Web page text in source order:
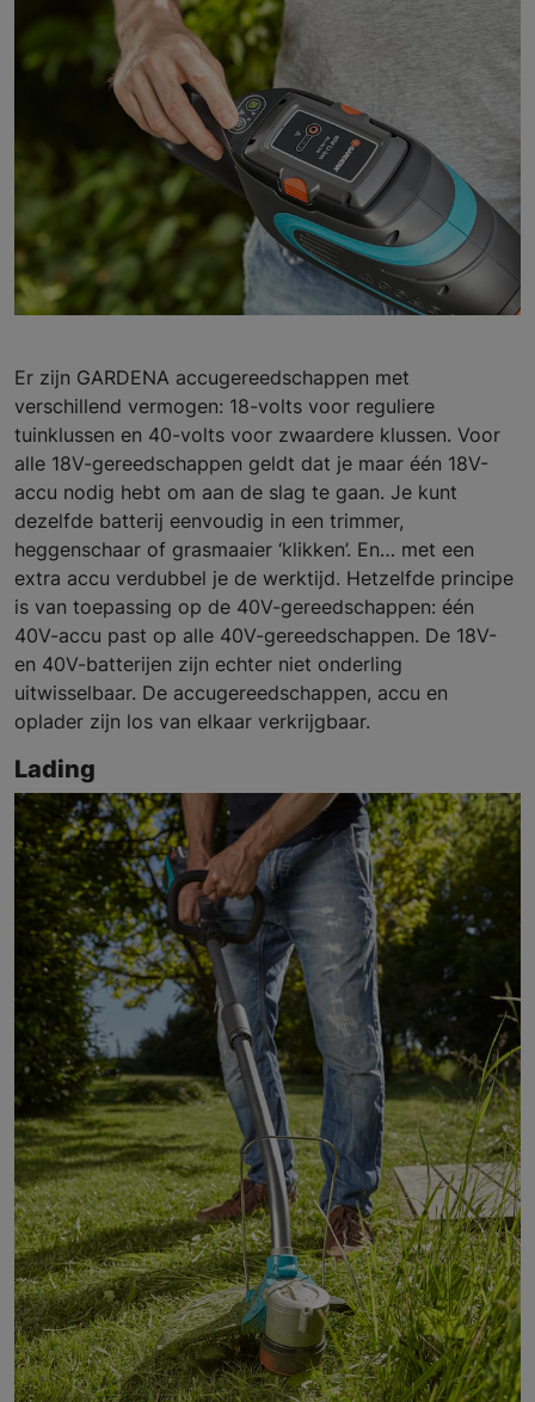
Er zijn GARDENA accugereedschappen met
verschillend vermogen: 18-volts voor reguliere
tuinklussen en 40-volts voor zwaardere klussen. Voor
alle 18V-gereedschappen geldt dat je maar één 18V-
accu nodig hebt om aan de slag te gaan. Je kunt
dezelfde batterij eenvoudig in een trimmer,
heggenschaar of grasmaaier ‘klikken’. En… met een
extra accu verdubbel je de werktijd. Hetzelfde principe
is van toepassing op de 40V-gereedschappen: één
40V-accu past op alle 40V-gereedschappen. De 18V-
en 40V-batterijen zijn echter niet onderling
uitwisselbaar. De accugereedschappen, accu en
oplader zijn los van elkaar verkrijgbaar.
Lading